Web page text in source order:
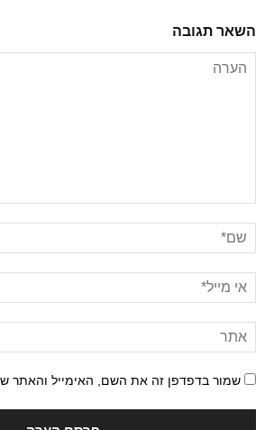
השאר תגובה
שמור בדפדפן זה את השם, האימייל והאתר